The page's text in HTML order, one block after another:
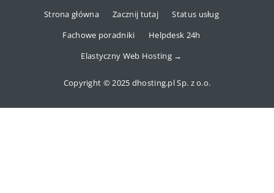
Strona główna Zacznij tutaj
Status usług
Fachowe poradniki
Helpdesk 24h
Elastyczny Web Hosting →
Copyright © 2025 dhosting.pl Sp. z o.o.